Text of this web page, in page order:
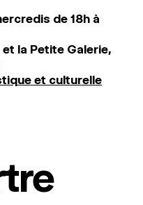
de 18h à
la Petite Galerie,
et culturelle